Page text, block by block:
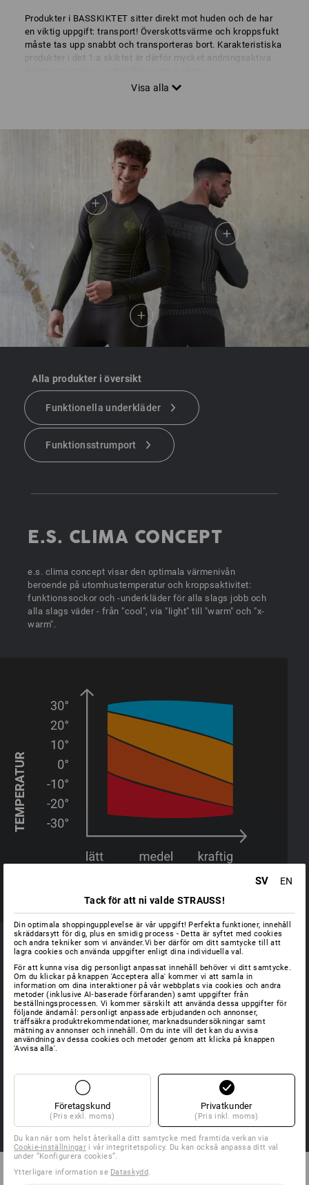
Produkter i BASSKIKTET sitter direkt mot huden och de har
en viktig uppgift: transport! Överskottsvärme och kroppsfukt
måste tas upp snabbt och transporteras bort. Karakteristiska
produkter i det 1:a skiktet är därför mycket andningsaktiva
Alla produkter i översikt
Funktionella underkläder
Funktionsstrumport
E.S. CLIMA CONCEPT
e.s. clima concept visar den optimala värmenivån
beroende på utomhustemperatur och kroppsaktivitet:
funktionssockor och -underkläder för alla slags jobb och
alla slags väder - från "cool", via "light" till "warm" och "x-
warm".
MATERIAL
FIBERtwin® - basskikt
De funktionella lättviktarna i serien FIBERtwin® BASIS håller
kroppen torr och fräsch – även vid stor ansträngning. Det
funktionsunderkläder och -t-shirts.
+ Snabb upptagning och direkt borttransport av fukt
+ Högsta rörlighet
+ Sympatiskt mot huden
SV
EN
Tack för att ni valde STRAUSS!
Din optimala shoppingupplevelse är vår uppgift! Perfekta funktioner, innehåll
skräddarsytt för dig, plus en smidig process - Detta är syftet med cookies
och andra tekniker som vi använder.Vi ber därför om ditt samtycke till att
lagra cookies och använda uppgifter enligt dina individuella val.
För att kunna visa dig personligt anpassat innehåll behöver vi ditt samtycke.
Om du klickar på knappen 'Acceptera alla' kommer vi att samla in
information om dina interaktioner på vår webbplats via cookies och andra
metoder (inklusive AI‑baserade förfaranden) samt uppgifter från
beställningsprocessen. Vi kommer särskilt att använda dessa uppgifter för
följande ändamål: personligt anpassade erbjudanden och annonser,
träffsäkra produktrekommendationer, marknadsundersökningar samt
mätning av annonser och innehåll. Om du inte vill det kan du avvisa
användning av dessa cookies och metoder genom att klicka på knappen
'Avvisa alla'.
Företagskund
(Pris exkl. moms)
Privatkunder
(Pris inkl. moms)
Du kan när som helst återkalla ditt samtycke med framtida verkan via
Cookie-inställningar i vår integritetspolicy. Du kan också anpassa ditt val
under ”Konfigurera cookies”.
Ytterligare information se Dataskydd.